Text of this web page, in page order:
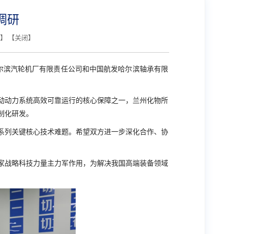
研
】 【关闭 】
汽轮机厂有限责任公司和中国航发哈尔滨轴承有限
力系统高效可靠运行的核心保障之一，兰州化物所
研发。
关键核心技术难题。希望双方进一步深化合作、协
略科技力量主力军作用，为解决我国高端装备领域